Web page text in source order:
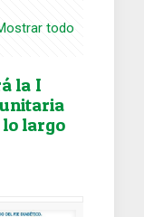
todo
la I
largo